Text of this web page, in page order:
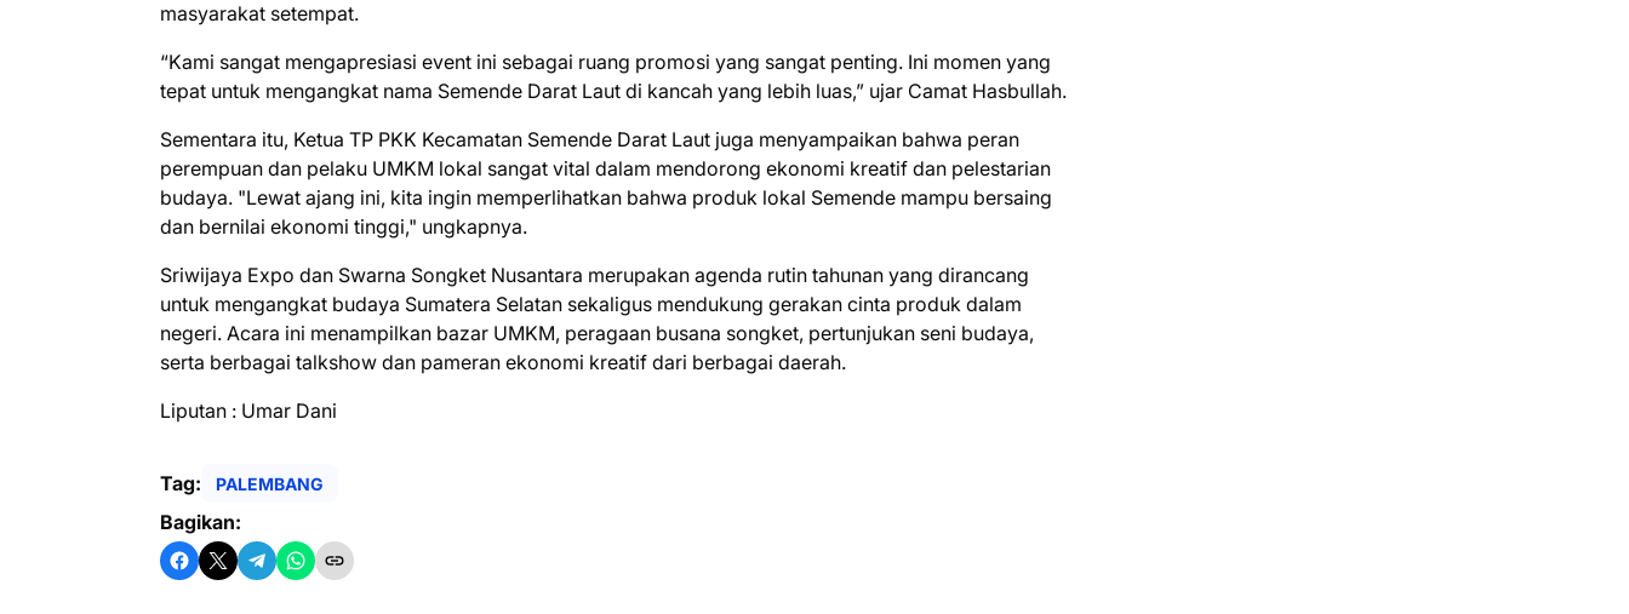
masyarakat setempat.
“Kami sangat mengapresiasi event ini sebagai ruang promosi yang sangat penting. Ini momen yang
tepat untuk mengangkat nama Semende Darat Laut di kancah yang lebih luas,” ujar Camat Hasbullah.
Sementara itu, Ketua TP PKK Kecamatan Semende Darat Laut juga menyampaikan bahwa peran
perempuan dan pelaku UMKM lokal sangat vital dalam mendorong ekonomi kreatif dan pelestarian
budaya. "Lewat ajang ini, kita ingin memperlihatkan bahwa produk lokal Semende mampu bersaing
dan bernilai ekonomi tinggi," ungkapnya.
Sriwijaya Expo dan Swarna Songket Nusantara merupakan agenda rutin tahunan yang dirancang
untuk mengangkat budaya Sumatera Selatan sekaligus mendukung gerakan cinta produk dalam
negeri. Acara ini menampilkan bazar UMKM, peragaan busana songket, pertunjukan seni budaya,
serta berbagai talkshow dan pameran ekonomi kreatif dari berbagai daerah.
Liputan : Umar Dani
Tag: PALEMBANG
Bagikan: